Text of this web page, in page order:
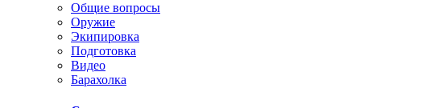
Общие вопросы
Оружие
Экипировка
Подготовка
Видео
Барахолка